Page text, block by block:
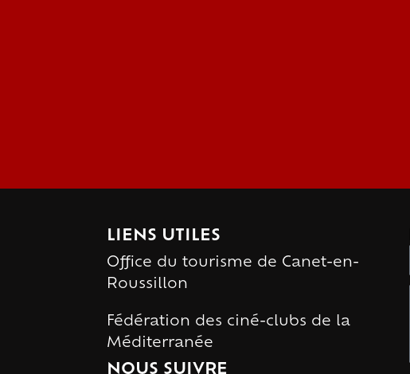
LIENS UTILES
Office du tourisme de Canet-en-
Roussillon
Fédération des ciné-clubs de la
Méditerranée
NOUS SUIVRE